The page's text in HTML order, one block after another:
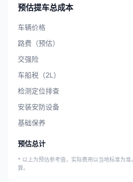
预估提车总成本
车辆价格
路费（预估）
交强险
车船税（2L）
检测定位排查
安装安防设备
基础保养
预估总计
* 以上为预估参考值，实际费用以当地标准为
算。